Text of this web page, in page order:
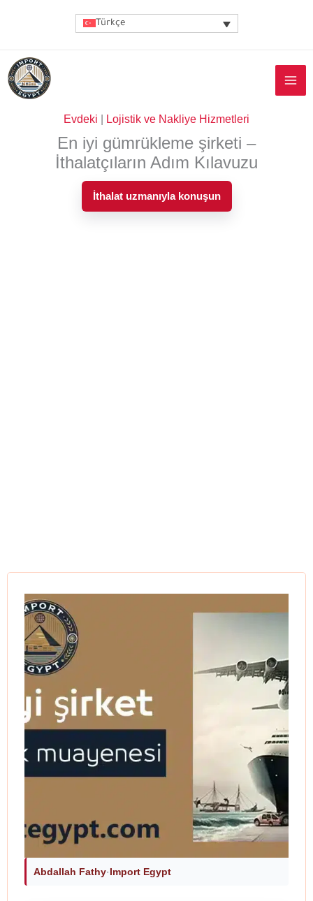
Türkçe
Evdeki Lojistik ve Nakliye Hizmetleri
En iyi gümrükleme şirketi –
İthalatçıların Adım Kılavuzu
İthalat uzmanıyla konuşun
Abdallah Fathy·Import Egypt